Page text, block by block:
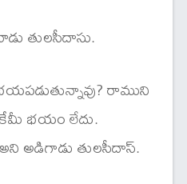
తులసీదాసు.
రాముని
భయం లేదు.
అడిగాడు తులసీదాస్.